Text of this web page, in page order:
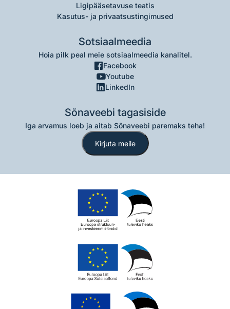
Ligipääsetavuse teatis
Kasutus- ja privaatsustingimused
Sotsiaalmeedia
Hoia pilk peal meie sotsiaalmeedia kanalitel.
Facebook
Youtube
LinkedIn
Sõnaveebi tagasiside
Iga arvamus loeb ja aitab Sõnaveebi paremaks teha!
Kirjuta meile